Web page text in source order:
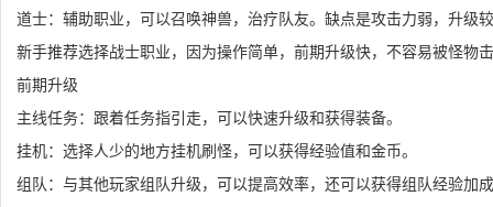
道士：辅助职业，可以召唤神兽，治疗队友。缺点是攻击力弱，升级
新手推荐选择战士职业，因为操作简单，前期升级快，不容易被怪物
前期升级
主线任务：跟着任务指引走，可以快速升级和获得装备。
挂机：选择人少的地方挂机刷怪，可以获得经验值和金币。
组队：与其他玩家组队升级，可以提高效率，还可以获得组队经验加